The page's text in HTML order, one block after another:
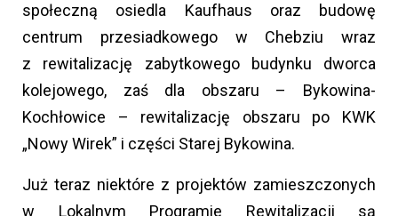
społeczną osiedla Kaufhaus oraz budowę
centrum przesiadkowego w Chebziu wraz
z rewitalizację zabytkowego budynku dworca
kolejowego, zaś dla obszaru – Bykowina-
Kochłowice – rewitalizację obszaru po KWK
„Nowy Wirek” i części Starej Bykowina.
Już teraz niektóre z projektów zamieszczonych
w Lokalnym Programie Rewitalizacji są